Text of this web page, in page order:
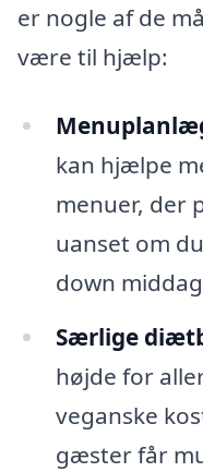
er nogle af de
være til hjælp:
kan hjælpe
menuer, der
uanset om
down
Særlige
højde for
veganske
gæster får